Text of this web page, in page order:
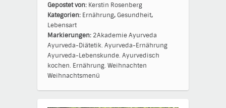
Gepostet von: Kerstin Rosenberg
Kategorien: Ernährung, Gesundheit,
Lebensart
Markierungen: 2AkademieAyurveda
Ayurveda-Diätetik. Ayurveda-Ernährung
Ayurveda-Lebenskunde. Ayurvedisch
kochen. Ernährung. Weihnachten
Weihnachtsmenü